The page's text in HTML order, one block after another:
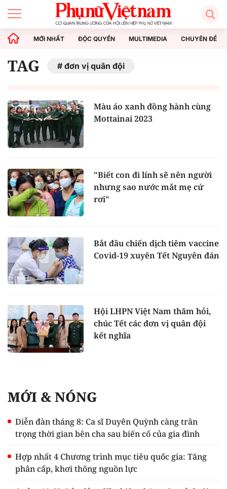
MỚI NHẤT ĐỘC QUYỀN MULTIMEDIA CHUYÊN ĐỀ
TAG đơn vị quân đội
Màu áo xanh đồng hành cùng
Mottainai 2023
"Biết con đi lính sẽ nên người
nhưng sao nước mắt mẹ cứ
rơi"
Bắt đầu chiến dịch tiêm vaccine
Covid-19 xuyên Tết Nguyên đán
Hội LHPN Việt Nam thăm hỏi,
chúc Tết các đơn vị quân đội
kết nghĩa
MỚI & NÓNG
Diễn đàn tháng 8: Ca sĩ Duyên Quỳnh càng trân
trọng thời gian bên cha sau biến cố của gia đình
Hợp nhất 4 Chương trình mục tiêu quốc gia: Tăng
phân cấp, khơi thông nguồn lực